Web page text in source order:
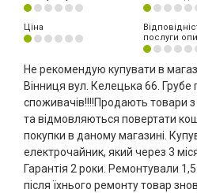
Ціна
послуги
Не рекомендую купувати в
Вінниця вул. Келецька 66.
споживачів!!!!Продають товари
та відмовляються повертати
покупки в даному магазині.
електрочайник, який через 3
Гарантія 2 роки. Ремонтували
після їхнього ремонту товар